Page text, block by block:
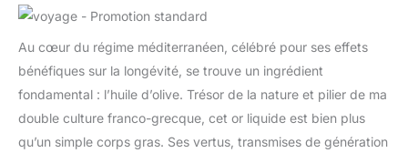
Au cœur du régime méditerranéen, célébré pour ses effets
bénéfiques sur la longévité, se trouve un ingrédient
fondamental : l’huile d’olive. Trésor de la nature et pilier de ma
double culture franco-grecque, cet or liquide est bien plus
qu’un simple corps gras. Ses vertus, transmises de génération